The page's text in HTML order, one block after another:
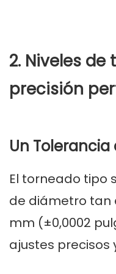
2. Niveles de
precisión
Un
El torneado tipo
de diámetro tan
mm (±0,0002
ajustes precisos